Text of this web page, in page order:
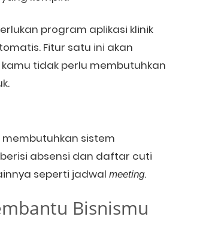
program aplikasi klinik
Fitur satu ini akan
tidak perlu membutuhkan
membutuhkan sistem
absensi dan daftar cuti
seperti jadwal meeting.
Bisnismu